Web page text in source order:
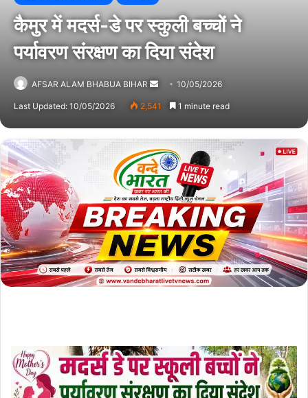
कैमुर में मदर्स-डे पर स्कुली बच्चों ने
पर्यावरण संरक्षण का दिया संदेश
AFSAR ALAM BHABUA BIHAR
Send10/05/2026
Last Updated: 10/05/2026 2,541 1 minute read